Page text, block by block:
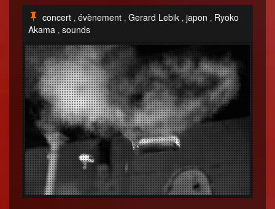
concert , évènement , Gerard Lebik , japon , Ryoko
Akama , sounds